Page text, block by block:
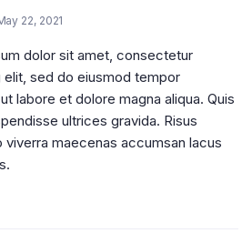
22, 2021
dolor sit amet, consectetur
elit, sed do eiusmod tempor
labore et dolore magna aliqua. Quis
ultrices gravida. Risus
maecenas accumsan lacus